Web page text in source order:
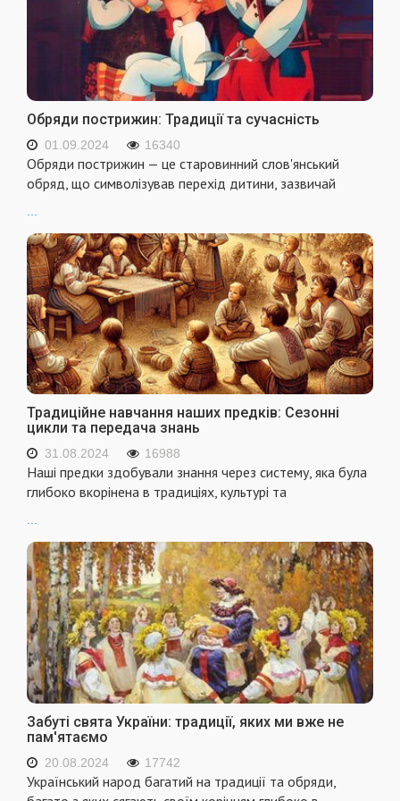
Обряди пострижин: Традиції та сучасність
01.09.2024 16340
Обряди пострижин — це старовинний слов'янський
обряд, що символізував перехід дитини, зазвичай
Традиційне навчання наших предків: Сезонні
цикли та передача знань
31.08.2024 16988
Наші предки здобували знання через систему, яка була
глибоко вкорінена в традиціях, культурі та
...
Забуті свята України: традиції, яких ми вже не
пам'ятаємо
20.08.2024 17742
Український народ багатий на традиції та обряди,